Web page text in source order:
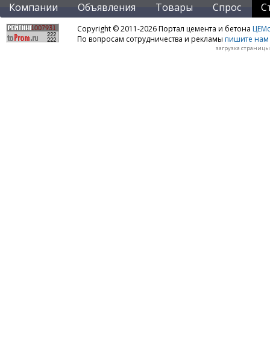
Компании Объявления Товары Спрос
Copyright © 2011-2026 Портал цемента и бетона
По вопросам сотрудничества и рекламы пишите нам
загрузка